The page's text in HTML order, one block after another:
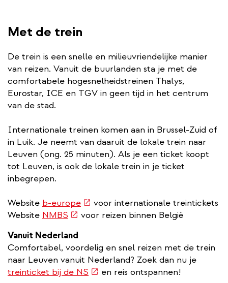
Met de trein
De trein is een snelle en milieuvriendelijke manier
van reizen. Vanuit de buurlanden sta je met de
comfortabele hogesnelheidstreinen Thalys,
Eurostar, ICE en TGV in geen tijd in het centrum
van de stad.
Internationale treinen komen aan in Brussel-Zuid of
in Luik. Je neemt van daaruit de lokale trein naar
Leuven (ong. 25 minuten). Als je een ticket koopt
tot Leuven, is ook de lokale trein in je ticket
inbegrepen.
Website b-europe(externe
link)
voor internationale treintickets
Website NMBS (externe
voor reizen binnen België
Vanuit Nederland
Comfortabel, voordelig en snel reizen met de trein
naar Leuven vanuit Nederland? Zoek dan nu je
treinticket bij de NS (externe
en reis ontspannen!